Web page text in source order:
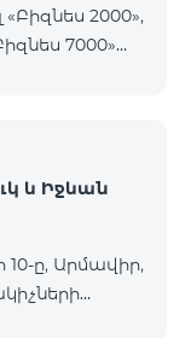
«Բիզնես 2000»,
7000»
և Իջևան
10-ը, Արմավիր,